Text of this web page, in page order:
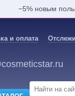
−5% новым
и оплата